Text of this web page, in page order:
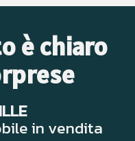
è chiaro
in vendita